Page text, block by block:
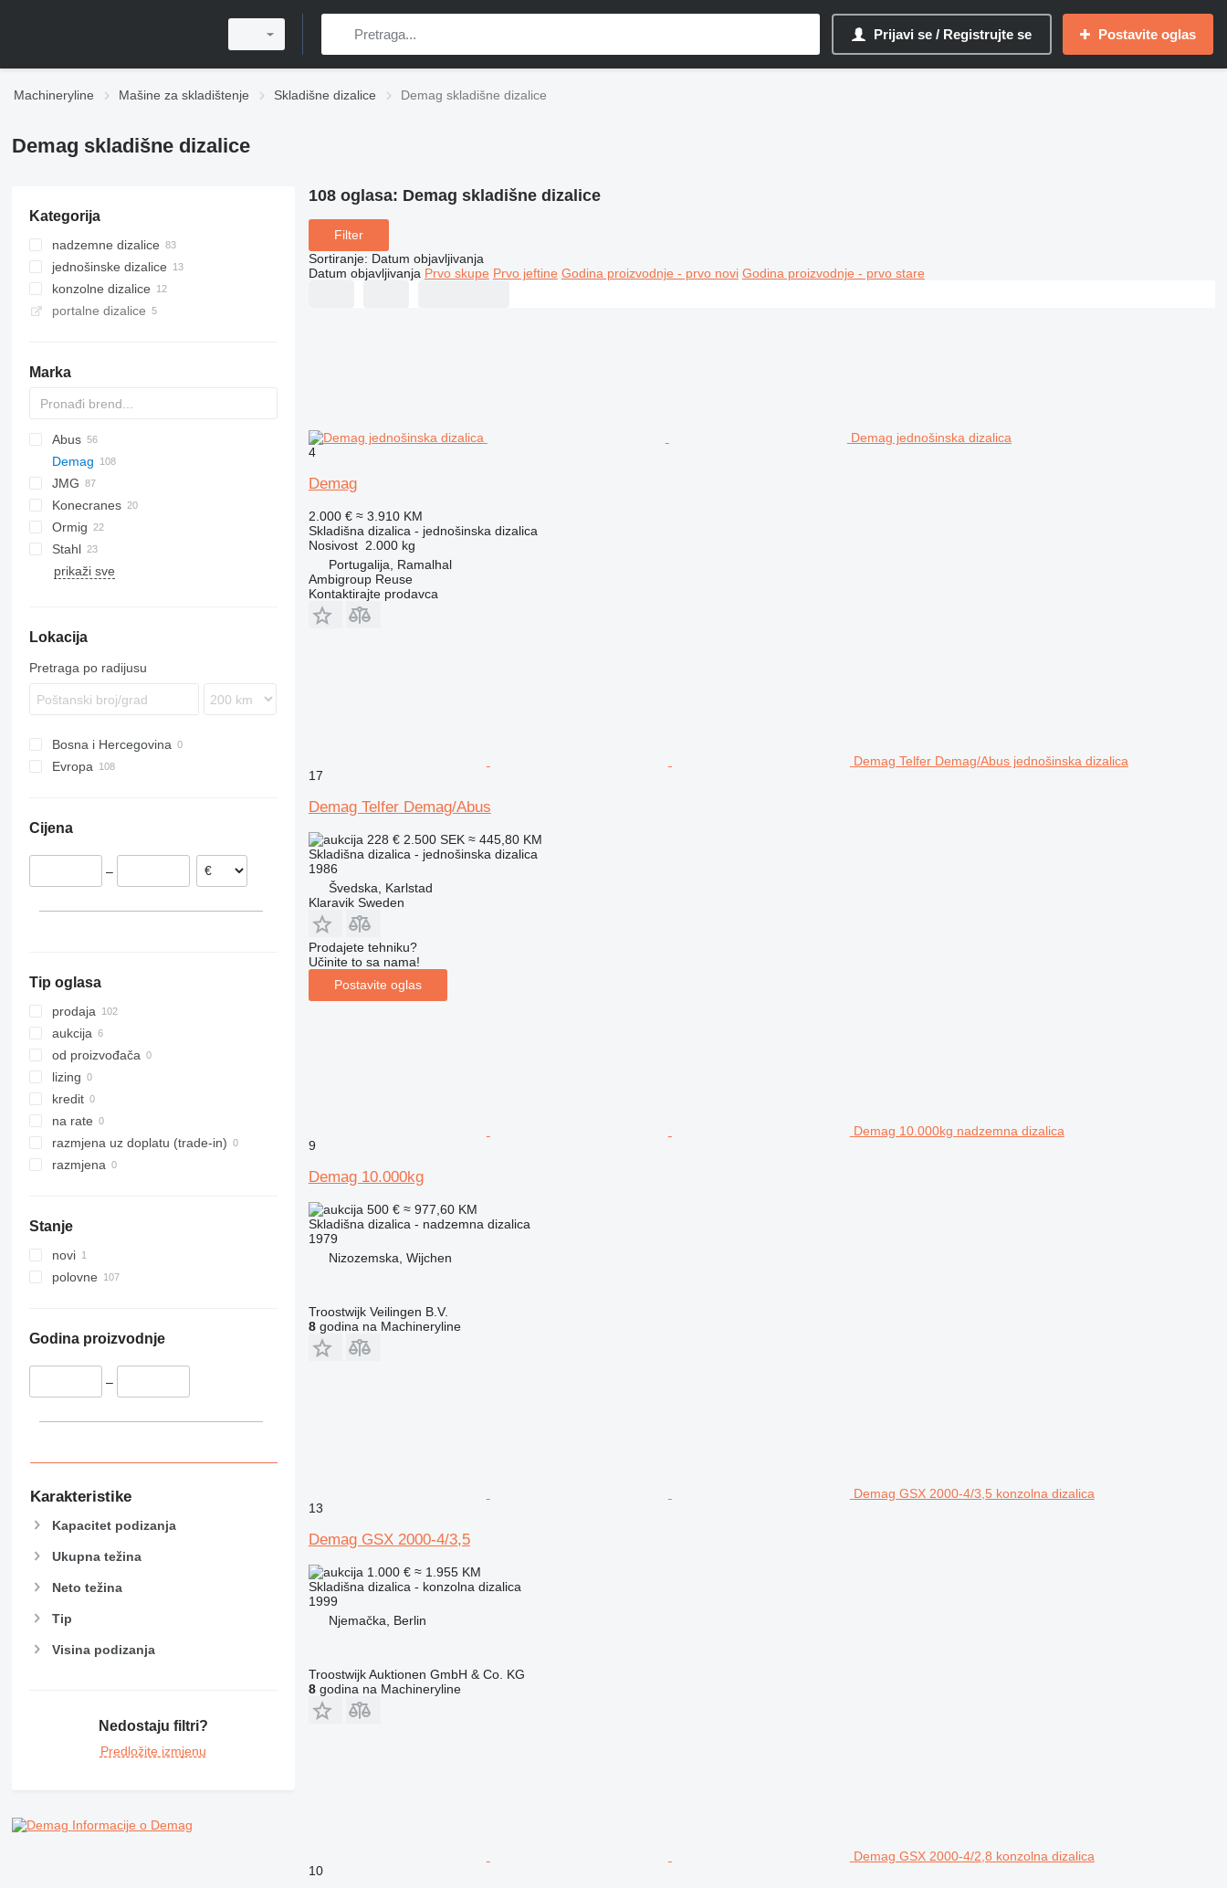
Prijavi se / Registrujte se Postavite oglas
Machineryline Mašine za skladištenje Skladišne dizalice Demag skladišne dizalice
Demag skladišne dizalice
Kategorija
nadzemne dizalice
jednošinske dizalice
konzolnе dizalicе
portalne dizalice
Marka
Abus
AHK
Demag
EC
S
JMG
MC
SPX
Konecranes
CXT
Ormig
20
40
QY
613
643
Stahl
PS
QY
prikaži sve
Lokacija
Pretraga po radijusu
Bosna i Hercegovina
Evropa
Nizozemska
Poljska
Cijena
–
Tip oglasa
prodaja
aukcija
od proizvođača
lizing
kredit
na rate
razmjena uz doplatu (trade-in)
razmjena
Stanje
novi
polovne
Godina proizvodnje
–
Karakteristike
Kapacitet podizanja
Ukupna težina
Neto težina
Tip
Visina podizanja
Nedostaju filtri?
Predložite izmjenu
Informacije o Demag
108 oglasa: Demag skladišne dizalice
Filter
Sortiranje: Datum objavljivanja
Datum objavljivanja Prvo skupe Prvo jeftine Godina proizvodnje - prvo novi Godina proizvodnje - prvo stare
Demag jednošinska dizalica
4
Demag
2.000 € ≈ 3.910 KM
Skladišna dizalica - jednošinska dizalica
Nosivost 2.000 kg
Portugalija, Ramalhal
Ambigroup Reuse
Kontaktirajte prodavca
Demag Telfer Demag/Abus jednošinska dizalica
17
Demag Telfer Demag/Abus
228 € 2.500 SEK ≈ 445,80 KM
Skladišna dizalica - jednošinska dizalica
1986
Švedska, Karlstad
Klaravik Sweden
Prodajete tehniku?
Učinite to sa nama!
Postavite oglas
Demag 10.000kg nadzemna dizalica
9
Demag 10.000kg
500 € ≈ 977,60 KM
Skladišna dizalica - nadzemna dizalica
1979
Nizozemska, Wijchen
Troostwijk Veilingen B.V.
8godina na Machineryline
Demag GSX 2000-4/3,5 konzolna dizalica
13
Demag GSX 2000-4/3,5
1.000 € ≈ 1.955 KM
Skladišna dizalica - konzolna dizalica
1999
Njemačka, Berlin
Troostwijk Auktionen GmbH & Co. KG
8godina na Machineryline
Demag GSX 2000-4/2,8 konzolna dizalica
10